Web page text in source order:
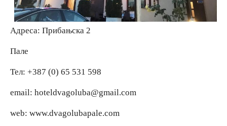
Адреса: Прибањска 2
Пале
Тел: +387 (0) 65 531 598
email: hoteldvagoluba@gmail.com
web: www.dvagolubapale.com